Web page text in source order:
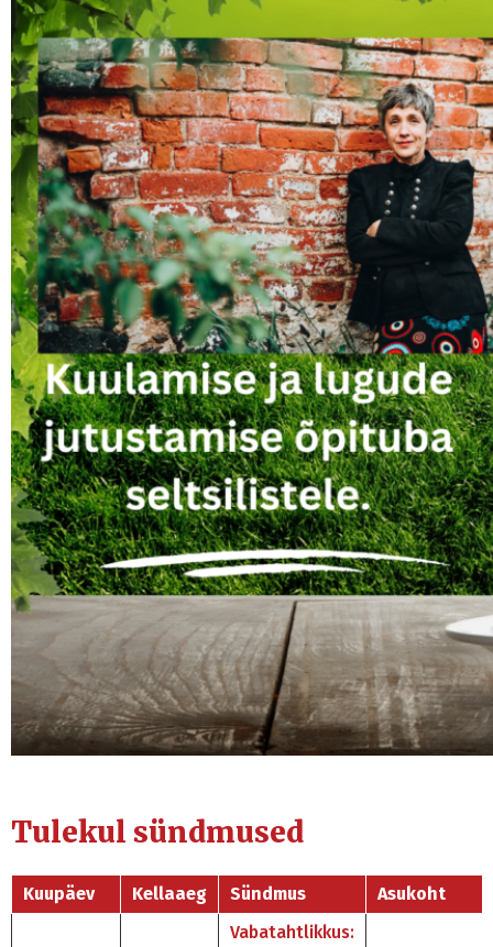
Tulekul sündmused
Kuupäev Kellaaeg Sündmus Asukoht
Vabatahtlikkus: